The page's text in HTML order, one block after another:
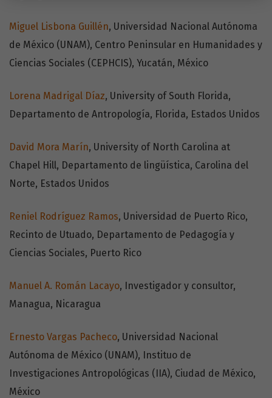
Miguel Lisbona Guillén, Universidad Nacional Autónoma
de México (UNAM), Centro Peninsular en Humanidades y
Ciencias Sociales (CEPHCIS), Yucatán, México
Lorena Madrigal Díaz, University of South Florida,
Departamento de Antropología, Florida, Estados Unidos
David Mora Marín, University of North Carolina at
Chapel Hill, Departamento de lingüística, Carolina del
Norte, Estados Unidos
Reniel Rodríguez Ramos, Universidad de Puerto Rico,
Recinto de Utuado, Departamento de Pedagogía y
Ciencias Sociales, Puerto Rico
Manuel A. Román Lacayo, Investigador y consultor,
Managua, Nicaragua
Ernesto Vargas Pacheco, Universidad Nacional
Autónoma de México (UNAM), Instituo de
Investigaciones Antropológicas (IIA), Ciudad de México,
México